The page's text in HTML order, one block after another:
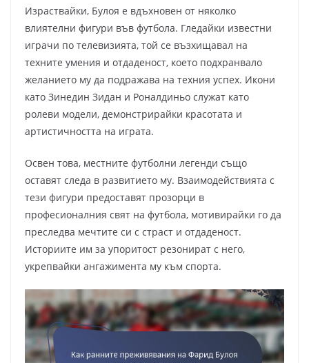
Израствайки, Булоя е вдъхновен от няколко
влиятелни фигури във футбола. Гледайки известни
играчи по телевизията, той се възхищавал на
техните умения и отдаденост, което подхранвало
желанието му да подражава на техния успех. Икони
като Зинедин Зидан и Роналдиньо служат като
ролеви модели, демонстрирайки красотата и
артистичността на играта.
Освен това, местните футболни легенди също
оставят следа в развитието му. Взаимодействията с
тези фигури предоставят прозорци в
професионалния свят на футбола, мотивирайки го да
преследва мечтите си с страст и отдаденост.
Историите им за упоритост резонират с него,
укрепвайки ангажимента му към спорта.